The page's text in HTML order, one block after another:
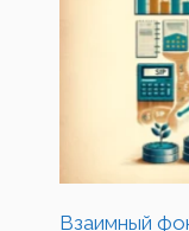
Взаимный